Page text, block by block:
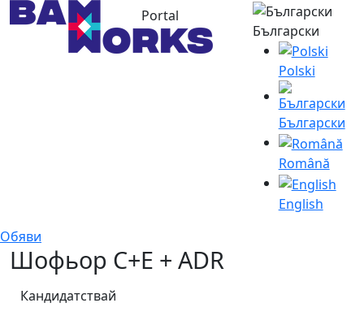
Portal
Български
Polski
Български
Română
English
Обяви
Шофьор C+E + ADR
Кандидатствай